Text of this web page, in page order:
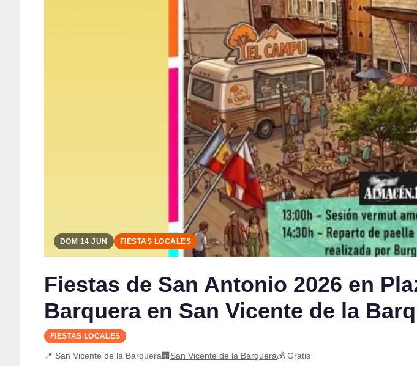
DOM 14 JUN FIESTAS LOCALES
Fiestas de San Antonio 2026 en
Barquera en San Vicente de la
FIESTAS LOCALES
📍 San Vicente de la Barquera🏢 San Vicente de la Barquera💰 Gratis